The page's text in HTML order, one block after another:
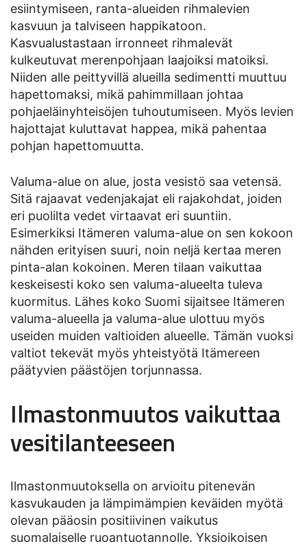
esiintymiseen, ranta-alueiden rihmalevien
kasvuun ja talviseen happikatoon.
Kasvualustastaan irronneet rihmalevät
kulkeutuvat merenpohjaan laajoiksi matoiksi.
Niiden alle peittyvillä alueilla sedimentti muuttuu
hapettomaksi, mikä pahimmillaan johtaa
pohjaeläinyhteisöjen tuhoutumiseen. Myös levien
hajottajat kuluttavat happea, mikä pahentaa
pohjan hapettomuutta.
Valuma-alue on alue, josta vesistö saa vetensä.
Sitä rajaavat vedenjakajat eli rajakohdat, joiden
eri puolilta vedet virtaavat eri suuntiin.
Esimerkiksi Itämeren valuma-alue on sen kokoon
nähden erityisen suuri, noin neljä kertaa meren
pinta-alan kokoinen. Meren tilaan vaikuttaa
keskeisesti koko sen valuma-alueelta tuleva
kuormitus. Lähes koko Suomi sijaitsee Itämeren
valuma-alueella ja valuma-alue ulottuu myös
useiden muiden valtioiden alueelle. Tämän vuoksi
valtiot tekevät myös yhteistyötä Itämereen
päätyvien päästöjen torjunnassa.
Ilmastonmuutos vaikuttaa
vesitilanteeseen
Ilmastonmuutoksella on arvioitu pitenevän
kasvukauden ja lämpimämpien keväiden myötä
olevan pääosin positiivinen vaikutus
suomalaiselle ruoantuotannolle. Yksioikoisen